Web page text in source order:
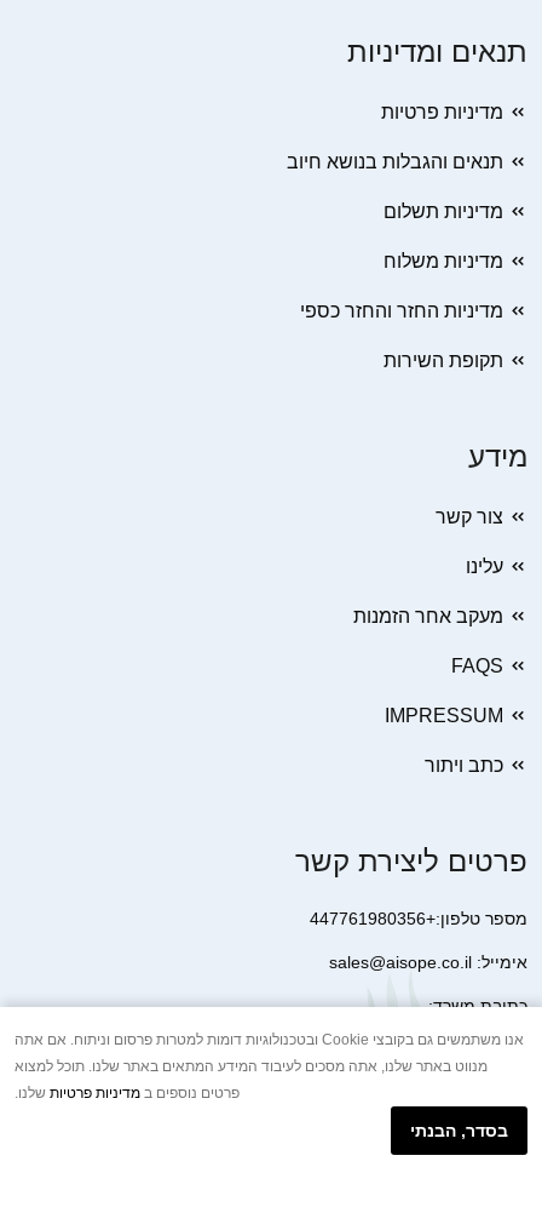
תנאים ומדיניות
מדיניות פרטיות
תנאים והגבלות בנושא חיוב
מדיניות תשלום
מדיניות משלוח
מדיניות החזר והחזר כספי
תקופת השירות
מידע
צור קשר
עלינו
מעקב אחר הזמנות
FAQS
IMPRESSUM
כתב ויתור
פרטים ליצירת קשר
מספר טלפון:+447761980356
אימייל: sales@aisope.co.il
כתובת משרד:
41 Devonshire Street Ground Floor Office 1 London W1G 7AJ
United Kingdom
+44 7410 2065017
הודעת וואטסאפ באינטרנט
אנו משתמשים גם בקובצי Cookie ובטכנולוגיות דומות למטרות פרסום וניתוח. אם אתה
מנווט באתר שלנו, אתה מסכים לעיבוד המידע המתאים באתר שלנו. תוכל למצוא
פרטים נוספים ב מדיניות פרטיות שלנו.
בסדר, הבנתי